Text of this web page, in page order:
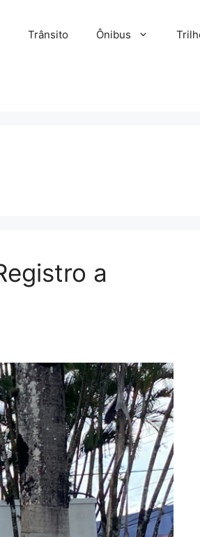
Trânsito Ônibus
a